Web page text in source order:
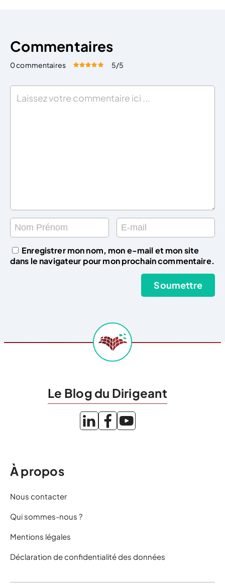
Commentaires
0 commentaires Évaluez cet article:
5/5
Enregistrer mon nom, mon e-mail et mon site
dans le navigateur pour mon prochain commentaire.
Le Blog du Dirigeant
À propos
Nous contacter
Qui sommes-nous ?
Mentions légales
Déclaration de confidentialité des données